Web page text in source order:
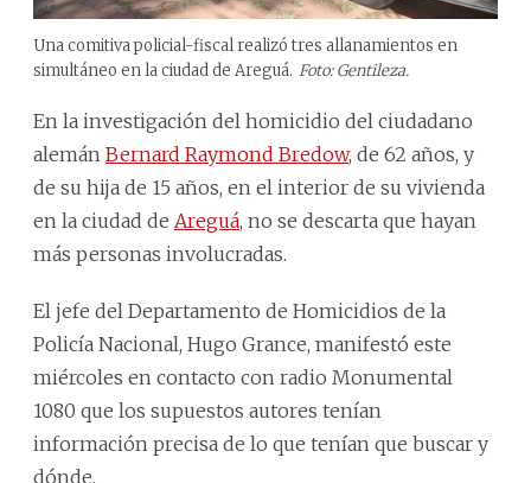
Una comitiva policial-fiscal realizó tres allanamientos en
simultáneo en la ciudad de Areguá. Foto: Gentileza.
En la investigación del homicidio del ciudadano
alemán Bernard Raymond Bredow, de 62 años, y
de su hija de 15 años, en el interior de su vivienda
en la ciudad de Areguá, no se descarta que hayan
más personas involucradas.
El jefe del Departamento de Homicidios de la
Policía Nacional, Hugo Grance, manifestó este
miércoles en contacto con radio Monumental
1080 que los supuestos autores tenían
información precisa de lo que tenían que buscar y
dónde.